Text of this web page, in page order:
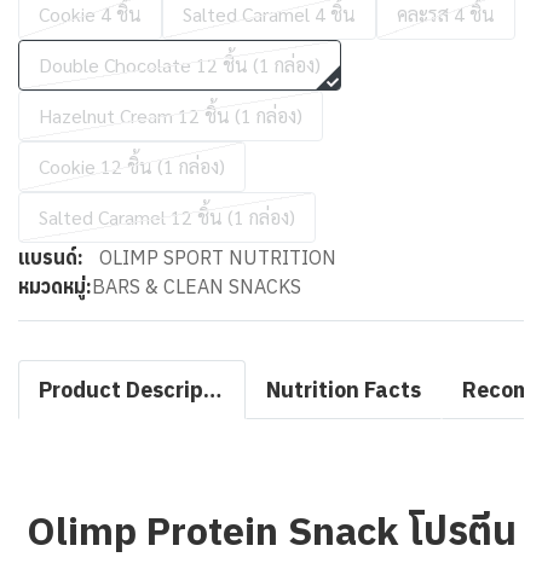
Cookie 4 ชิ้น
Salted Caramel 4 ชิ้น
คละรส 4 ชิ้น
Double Chocolate 12 ชิ้น (1 กล่อง)
Hazelnut Cream 12 ชิ้น (1 กล่อง)
Cookie 12 ชิ้น (1 กล่อง)
Salted Caramel 12 ชิ้น (1 กล่อง)
แบรนด์:
OLIMP SPORT NUTRITION
หมวดหมู่:BARS & CLEAN SNACKS
Product Description Nutrition Facts
Olimp Protein Snack โปรตีน